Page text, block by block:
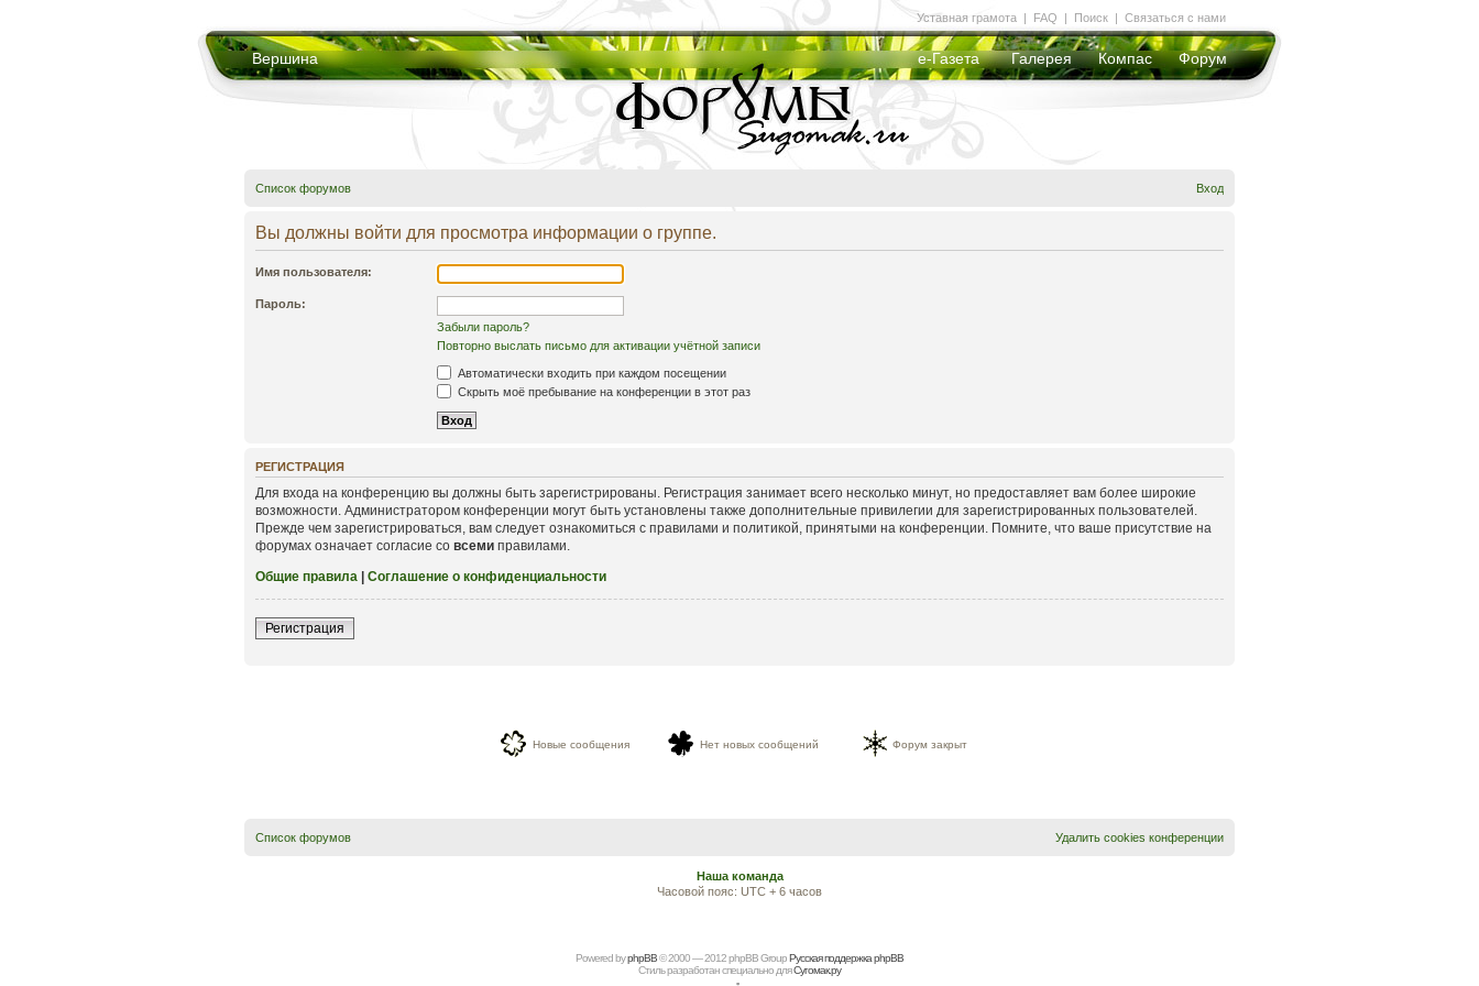
Вершина е-Газета Галерея Компас Форум
Уставная грамота | FAQ | Поиск | Связаться с нами
Список форумов Вход
Вы должны войти для просмотра информации о группе.
Имя пользователя:
Пароль:
Забыли пароль?
Повторно выслать письмо для активации учётной записи
Автоматически входить при каждом посещении
Скрыть моё пребывание на конференции в этот раз
РЕГИСТРАЦИЯ
Для входа на конференцию вы должны быть зарегистрированы. Регистрация занимает всего несколько минут, но предоставляет вам более широкие
возможности. Администратором конференции могут быть установлены также дополнительные привилегии для зарегистрированных пользователей.
Прежде чем зарегистрироваться, вам следует ознакомиться с правилами и политикой, принятыми на конференции. Помните, что ваше присутствие на
форумах означает согласие со всеми правилами.
Общие правила | Соглашение о конфиденциальности
Регистрация
Новые сообщения Нет новых сообщений Форум закрыт
Список форумов Удалить cookies конференции
Наша команда
Часовой пояс: UTC + 6 часов
Powered byрhрBВ© 2000 — 2012 рhрBВ GrоupРусская поддержка phpBB
Стиль разработан специально дляСугомак.ру